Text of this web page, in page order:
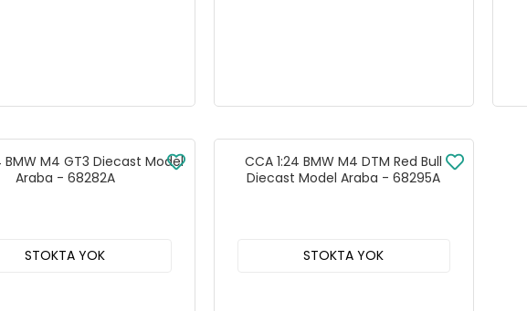
BMW M4 GT3 Diecast Model
Araba - 68282A
STOKTA YOK
CCA 1:24 BMW M4 DTM Red Bull
Diecast Model Araba - 68295A
STOKTA YOK